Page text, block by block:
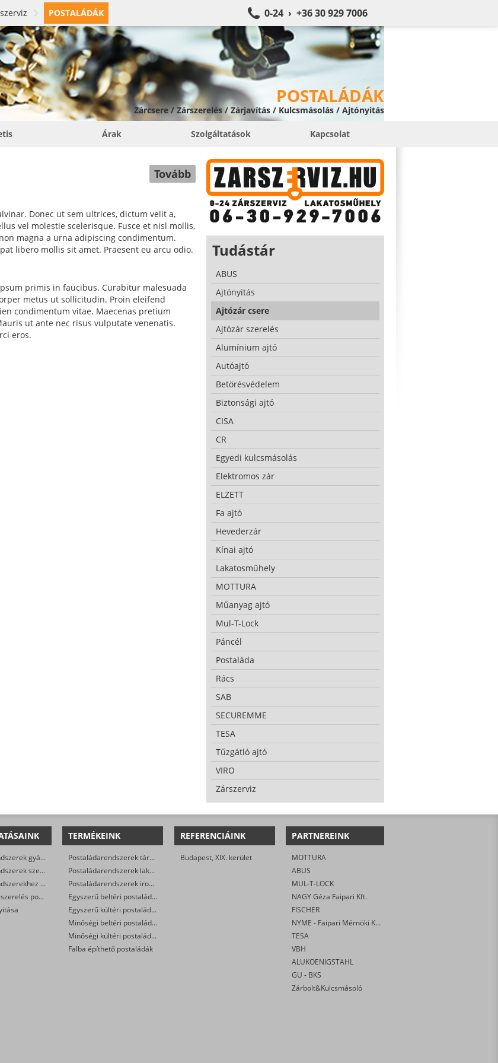
POSTALÁDÁK 0-24 › +36 30 929 7006
POSTALÁDÁK
Zárcsere / Zárszerelés / Zárjavítás / Kulcsmásolás / Ajtónyitás
Árak Szolgáltatások Kapcsolat
Tovább
Donec ut sem ultrices, dictum velit a,
vel molestie scelerisque. Fusce et nisl mollis,
magna a urna adipiscing condimentum.
libero mollis sit amet. Praesent eu arcu odio.
primis in faucibus. Curabitur malesuada
metus ut sollicitudin. Proin eleifend
condimentum vitae. Maecenas pretium
ut ante nec risus vulputate venenatis.
eros.
Tudástár
ABUS
Ajtónyitás
Ajtózár csere
Ajtózár szerelés
Alumínium ajtó
Autóajtó
Betörésvédelem
Biztonsági ajtó
CISA
CR
Egyedi kulcsmásolás
Elektromos zár
ELZETT
Fa ajtó
Hevederzár
Kínai ajtó
Lakatosműhely
MOTTURA
Műanyag ajtó
Mul-T-Lock
Páncél
Postaláda
Rács
SAB
SECUREMME
TESA
Tűzgátló ajtó
VIRO
Zárszerviz
Postaládarendszerek gyártása
Postaládarendszerek szerelése
Postaládarendszerekhez állványzat gyártása
Zárcsere, zárszerelés postaládákban
TERMÉKEINK
Postaládarendszerek társasházak részére
Postaládarendszerek lakóparkok részére
Postaládarendszerek irodaházak részére
Egyszerű beltéri postaládák
Egyszerű kültéri postaládák
Minőségi beltéri postaládák
Minőségi kültéri postaládák
Falba építhető postaládák
REFERENCIÁINK
Budapest, XIX. kerület
PARTNEREINK
MOTTURA
ABUS
MUL-T-LOCK
NAGY Géza Faipari Kft.
FISCHER
NYME - Faipari Mérnöki Kar
TESA
VBH
ALUKOENIGSTAHL
GU - BKS
Zárbolt&Kulcsmásoló